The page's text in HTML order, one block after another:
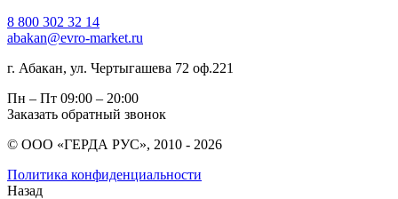
8 800 302 32 14
abakan@evro-market.ru
г. Абакан, ул. Чертыгашева 72 оф.221
Пн – Пт 09:00 – 20:00
Заказать обратный звонок
© ООО «ГЕРДА РУС», 2010 - 2026
Политика конфиденциальности
Назад